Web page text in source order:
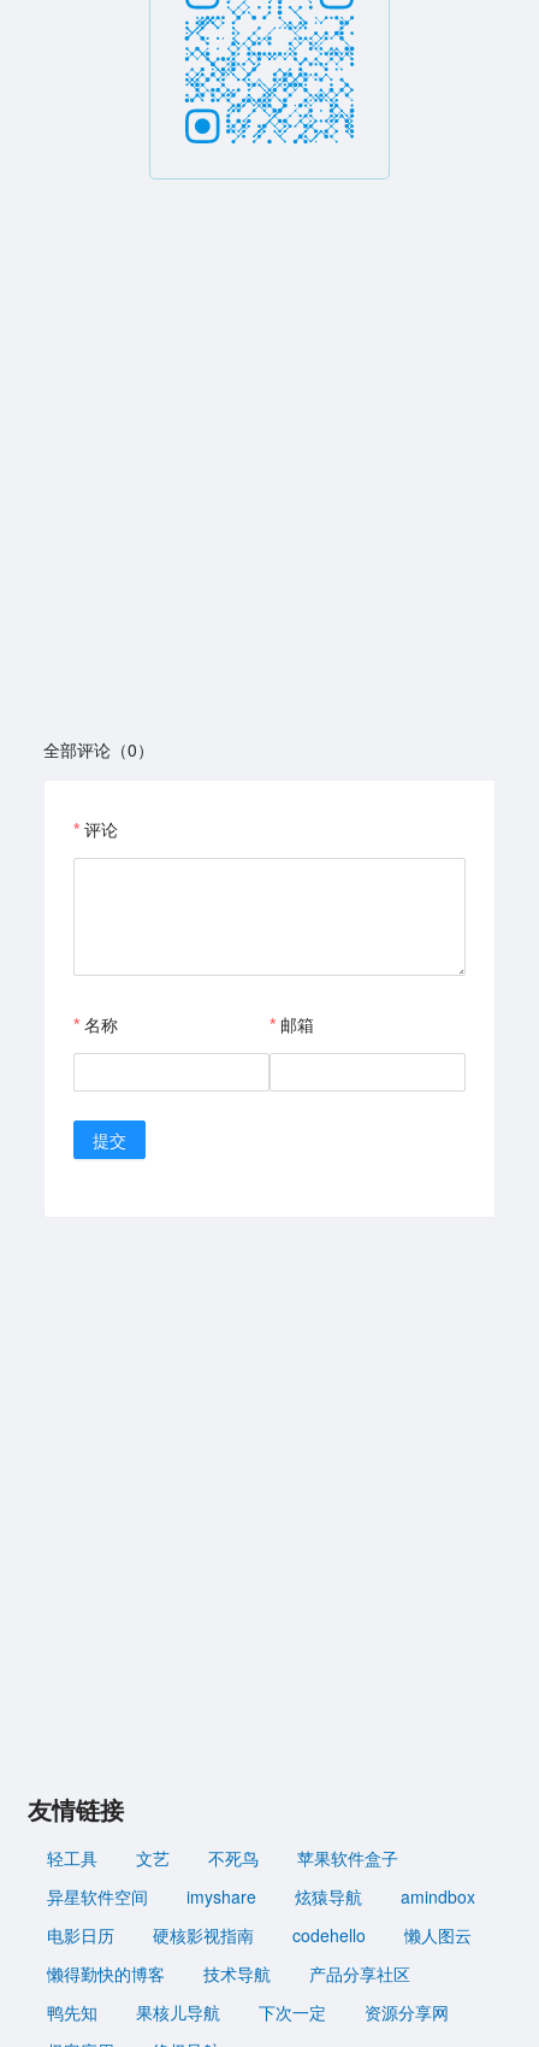
全部评论（0）
评论
名称 邮箱
提交
友情链接
轻工具 文艺 不死鸟
苹果软件盒子
异星软件空间
imyshare 炫猿导航
amindbox
电影日历
硬核影视指南 codehello
懒人图云
懒得勤快的博客
技术导航
产品分享社区
鸭先知
果核儿导航 下次一定
资源分享网